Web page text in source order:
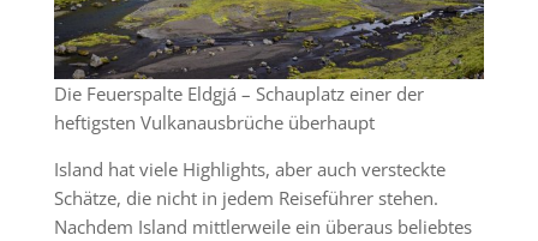
Die Feuerspalte Eldgjá – Schauplatz einer der
heftigsten Vulkanausbrüche überhaupt
Island hat viele Highlights, aber auch versteckte
Schätze, die nicht in jedem Reiseführer stehen.
Nachdem Island mittlerweile ein überaus beliebtes